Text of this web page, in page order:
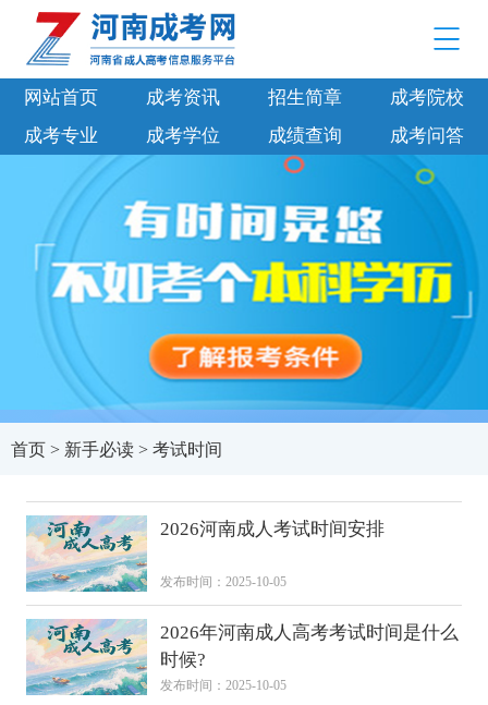
网站首页 成考资讯 招生简章
成考院校
成考专业
成考学位 成绩查询 成考问答
首页> 新手必读> 考试时间
2026河南成人考试时间安排
发布时间：2025-10-05
2026年河南成人高考考试时间是什么
时候?
发布时间：2025-10-05